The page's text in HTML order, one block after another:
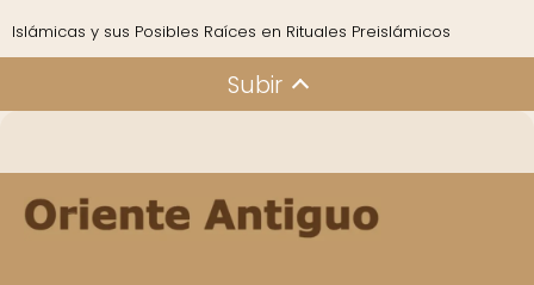
Islámicas y sus Posibles Raíces en Rituales Preislámicos
Subir